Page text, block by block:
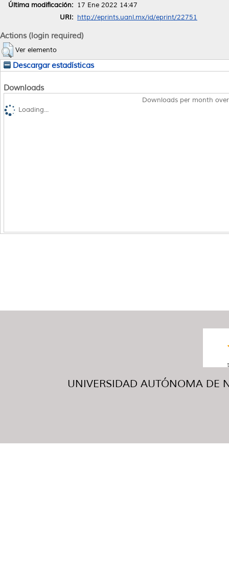
Última modificación: 17 Ene 2022 14:47
URI: http://eprints.uanl.mx/id/eprint/22751
Actions (login required)
Ver elemento
Descargar estadísticas
Downloads
Downloads per month
Loading...
UNIVERSIDAD AUTÓNOMA DE